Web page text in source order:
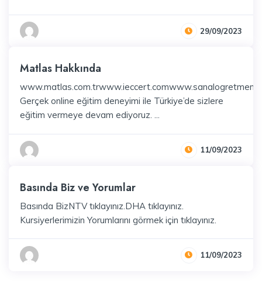
29/09/2023
Matlas Hakkında
Gerçek online eğitim deneyimi ile Türkiye’de sizlere
eğitim vermeye devam ediyoruz. ...
11/09/2023
Basında Biz ve Yorumlar
Basında BizNTV tıklayınız.DHA tıklayınız.
Kursiyerlerimizin Yorumlarını görmek için tıklayınız.
11/09/2023